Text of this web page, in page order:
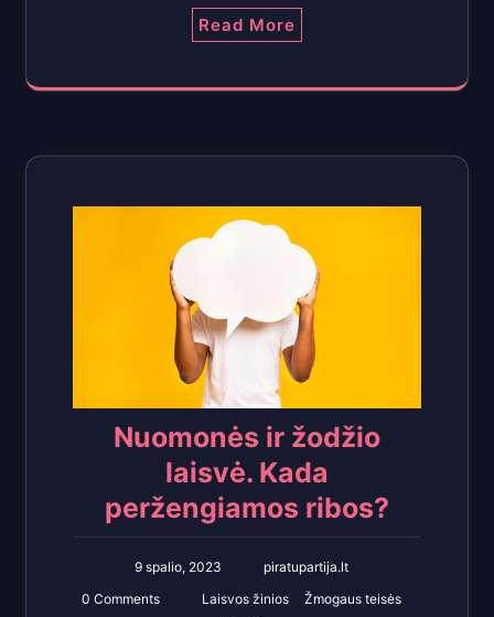
Read More
Nuomonės ir žodžio
laisvė. Kada
peržengiamos ribos?
9 spalio, 2023
piratupartija.lt
0 Comments
Laisvos žinios Žmogaus teisės